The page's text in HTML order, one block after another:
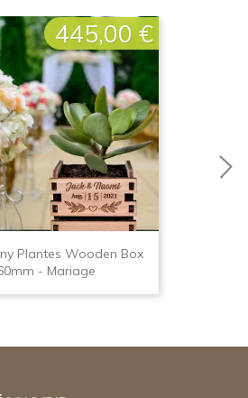
Plantes Wooden Box
- Mariage
Prix
445,00 €